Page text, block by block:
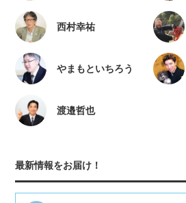
西村幸祐
やまもといちろう
渡邉哲也
最新情報をお届け！